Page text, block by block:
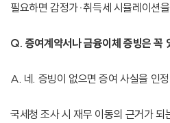
필요하면 감정가·취득세 시뮬레이션
Q. 증여계약서나 금융이체 증빙은 꼭
A. 네. 증빙이 없으면 증여 사실을 인
국세청 조사 시 재무 이동의 근거가